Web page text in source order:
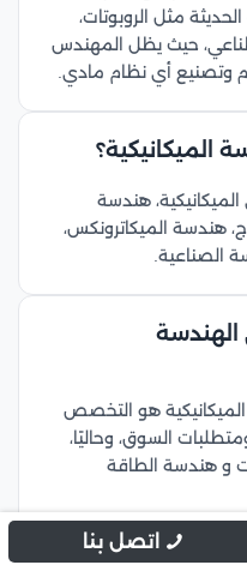
مثل الروبوتات،
حيث يظل المهندس
وتصنيع أي نظام مادي.
الميكانيكية؟
هندسة
هندسة الميكاترونكس،
الصناعية.
هو التخصص
السوق، وحاليًا،
و هندسة الطاقة
اتصل بنا